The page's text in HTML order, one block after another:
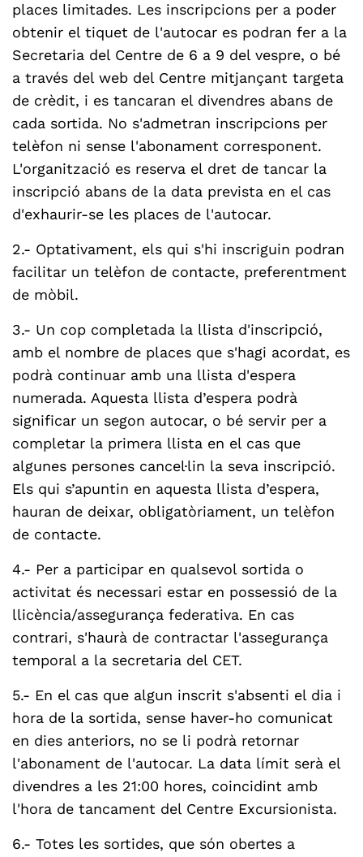
places limitades. Les inscripcions per a poder
obtenir el tiquet de l'autocar es podran fer a la
Secretaria del Centre de 6 a 9 del vespre, o bé
a través del web del Centre mitjançant targeta
de crèdit, i es tancaran el divendres abans de
cada sortida. No s'admetran inscripcions per
telèfon ni sense l'abonament corresponent.
L'organització es reserva el dret de tancar la
inscripció abans de la data prevista en el cas
d'exhaurir-se les places de l'autocar.
2.- Optativament, els qui s'hi inscriguin podran
facilitar un telèfon de contacte, preferentment
de mòbil.
3.- Un cop completada la llista d'inscripció,
amb el nombre de places que s'hagi acordat, es
podrà continuar amb una llista d'espera
numerada. Aquesta llista d’espera podrà
significar un segon autocar, o bé servir per a
completar la primera llista en el cas que
algunes persones cancel·lin la seva inscripció.
Els qui s’apuntin en aquesta llista d’espera,
hauran de deixar, obligatòriament, un telèfon
de contacte.
4.- Per a participar en qualsevol sortida o
activitat és necessari estar en possessió de la
llicència/assegurança federativa. En cas
contrari, s'haurà de contractar l'assegurança
temporal a la secretaria del CET.
5.- En el cas que algun inscrit s'absenti el dia i
hora de la sortida, sense haver-ho comunicat
en dies anteriors, no se li podrà retornar
l'abonament de l'autocar. La data límit serà el
divendres a les 21:00 hores, coincidint amb
l'hora de tancament del Centre Excursionista.
6.- Totes les sortides, que són obertes a